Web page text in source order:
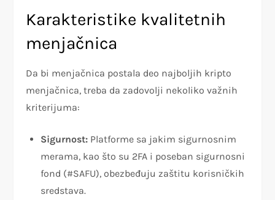
Karakteristike kvalitetnih
menjačnica
Da bi menjačnica postala deo najboljih kripto
menjačnica, treba da zadovolji nekoliko važnih
kriterijuma:
Sigurnost: Platforme sa jakim sigurnosnim
merama, kao što su 2FA i poseban sigurnosni
fond (#SAFU), obezbeđuju zaštitu korisničkih
sredstava.